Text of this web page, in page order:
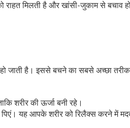
मिलती है और खांसी-जुकाम से बचाव
जाती है। इससे बचने का सबसे अच्छा
शरीर की ऊर्जा बनी रहे।
पिएं। यह आपके शरीर को रिलैक्स करने में